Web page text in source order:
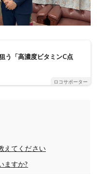
う「高濃度ビタミンC点
ロコサポーター
えてください
ますか?